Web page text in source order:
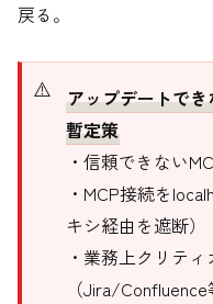
戻る。
アップデートで
暫定策
・信頼できない
・MCP接続を
キシ経由を遮断）
・業務上クリテ
（Jira/